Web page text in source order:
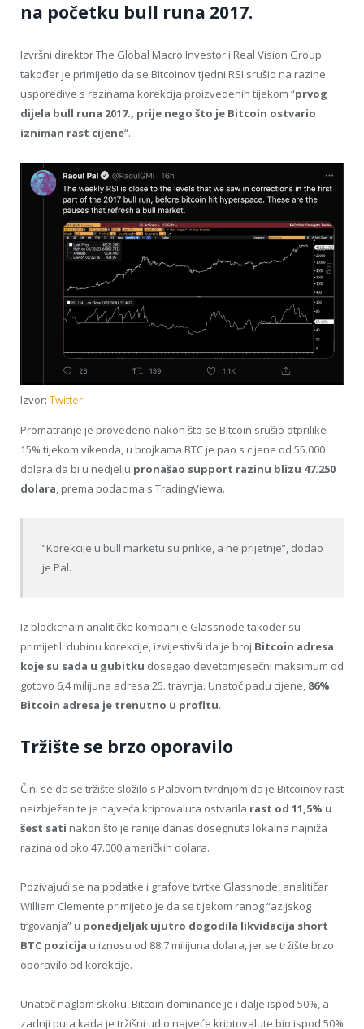
na početku bull runa 2017.
Izvršni direktor The Global Macro Investor i Real Vision Group
također je primijetio da se Bitcoinov tjedni RSI srušio na razine
usporedive s razinama korekcija proizvedenih tijekom “prvog
dijela bull runa 2017., prije nego što je Bitcoin ostvario
izniman rast cijene“.
Izvor: Twitter
Promatranje je provedeno nakon što se Bitcoin srušio otprilike
15% tijekom vikenda, u brojkama BTC je pao s cijene od 55.000
dolara da bi u nedjelju pronašao support razinu blizu 47.250
dolara, prema podacima s TradingViewa.
“Korekcije u bull marketu su prilike, a ne prijetnje”, dodao
je Pal.
Iz blockchain analitičke kompanije Glassnode također su
primijetili dubinu korekcije, izvijestivši da je broj Bitcoin adresa
koje su sada u gubitku dosegao devetomjesečni maksimum od
gotovo 6,4 milijuna adresa 25. travnja. Unatoč padu cijene, 86%
Bitcoin adresa je trenutno u profitu.
Tržište se brzo oporavilo
Čini se da se tržište složilo s Palovom tvrdnjom da je Bitcoinov rast
neizbježan te je najveća kriptovaluta ostvarila rast od 11,5% u
šest sati nakon što je ranije danas dosegnuta lokalna najniža
razina od oko 47.000 američkih dolara.
Pozivajući se na podatke i grafove tvrtke Glassnode, analitičar
William Clemente primijetio je da se tijekom ranog “azijskog
trgovanja” u ponedjeljak ujutro dogodila likvidacija short
BTC pozicija u iznosu od 88,7 milijuna dolara, jer se tržište brzo
oporavilo od korekcije.
Unatoč naglom skoku, Bitcoin dominance je i dalje ispod 50%, a
zadnji puta kada je tržišni udio najveće kriptovalute bio ispod 50%